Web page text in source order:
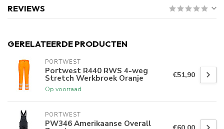
REVIEWS
GERELATEERDE PRODUCTEN
PORTWEST
Portwest R440 RWS 4-weg
Stretch Werkbroek Oranje
Op voorraad
€51,90
PORTWEST
PW346 Amerikaanse Overall